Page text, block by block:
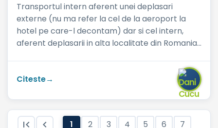
Transportul intern aferent unei deplasari
externe (nu ma refer la cel de la aeroport la
hotel pe care-l decontam) dar si cel intern,
aferent deplasarii in alta localitate din Romania,
Citeste
  1 2 3 4 5 6
7